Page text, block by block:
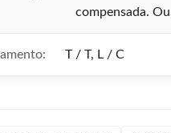
compensada.
T / T, L / C